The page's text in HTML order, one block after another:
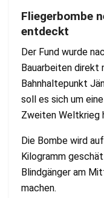
Fliegerbombe
entdeckt
Der Fund wurde
Bauarbeiten direkt
Bahnhaltepunkt
soll es sich um
Zweiten Weltkrieg
Die Bombe wird
Kilogramm
Blindgänger am
machen.